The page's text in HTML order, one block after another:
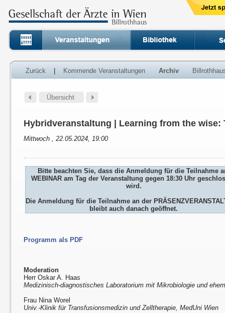
Zurück Kommende Veranstaltungen Archiv
Hybridveranstaltung | Learning from the wise:
Mittwoch , 22.05.2024, 19:00
Bitte beachten Sie, dass die Anmeldung für die Teilnahme
WEBINAR am Tag der Veranstaltung gegen 18:30 Uhr
wird.
Die Anmeldung für die Teilnahme an der
bleibt auch danach geöffnet.
Programm als PDF
Moderation
Herr Oskar A. Haas
Medizinisch-diagnostisches Laboratorium mit Mikrobiologie und
Frau Nina Worel
Univ.-Klinik für Transfusionsmedizin und Zelltherapie, MedUni Wien